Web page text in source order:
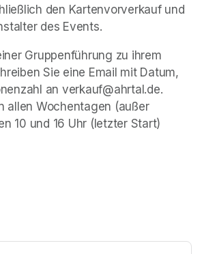
den Kartenvorverkauf und
des Events.
Gruppenführung zu ihrem
Sie eine Email mit Datum,
an verkauf@ahrtal.de.
allen Wochentagen (außer
10 und 16 Uhr (letzter Start)